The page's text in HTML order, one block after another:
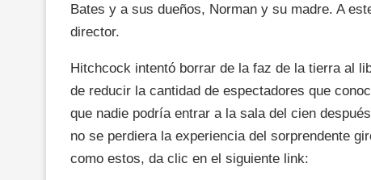
Bates y a sus dueños, Norman y su madre. A
director.
Hitchcock intentó borrar de la faz de la tierra al
de reducir la cantidad de espectadores que
que nadie podría entrar a la sala del cien
no se perdiera la experiencia del sorprendente
como estos, da clic en el siguiente link: